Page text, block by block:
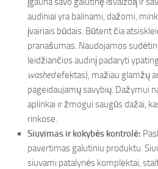
audiniai yra balinami, dažomi,
įvairiais būdais. Būtent čia
pranašumas. Naudojamos
leidžiančios audinį padaryti
washedefektas), mažiau glamžų
pageidaujamų savybių. Dažymui
aplinkai ir žmogui saugūs dažai,
rinkose.
Siuvimas ir kokybės kontrolė:
pavertimas galutiniu produktu.
siuvami patalynės komplektai,